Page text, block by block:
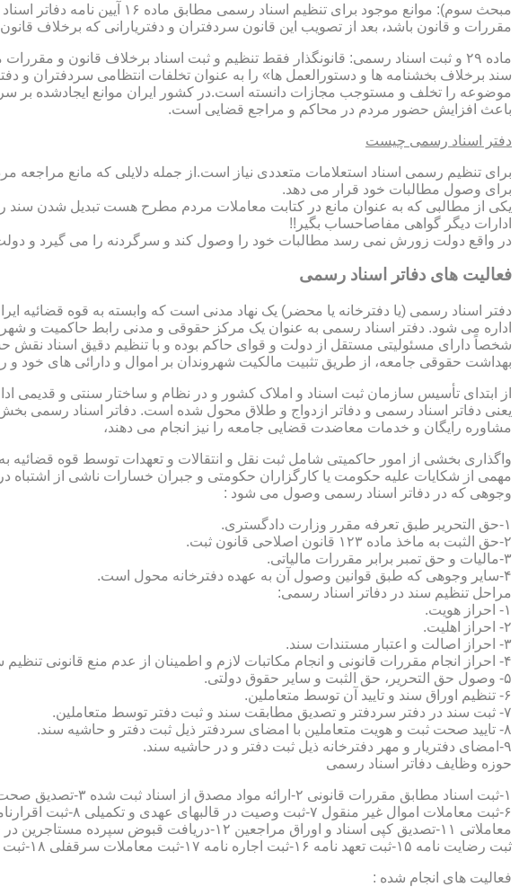
مقررات و قانون باشد، بعد از تصویب این قانون سردفتران و دفتریارانی که برخلاف
سند برخلاف بخشنامه ها و دستورالعمل ها» را به عنوان تخلفات انتظامی سردفتران و
موضوعه را تخلف و مستوجب مجازات دانسته است.در کشور ایران موانع ایجادشده
باعث افزایش حضور مردم در محاکم و مراجع قضایی است.
دفتر اسناد رسمی چیست
برای تنظیم رسمی اسناد استعلامات متعددی نیاز است.از جمله دلایلی که مانع
برای وصول مطالبات خود قرار می دهد.
یکی از مطالبی که به عنوان مانع در کتابت معاملات مردم مطرح هست تبدیل شدن سند
ادارات دیگر گواهی مفاصاحساب بگیر!!
در واقع دولت زورش نمی رسد مطالبات خود را وصول کند و سرگردنه را می گیرد و
فعالیت های دفاتر اسناد رسمی
دفتر اسناد رسمی (یا دفترخانه یا محضر) یک نهاد مدنی است که وابسته به قوه
اداره می شود. دفتر اسناد رسمی به عنوان یک مرکز حقوقی و مدنی رابط حاکمیت و
شخصاً دارای مسئولیتی مستقل از دولت و قوای حاکم بوده و با تنظیم دقیق اسناد
بهداشت حقوقی جامعه، از طریق تثبیت مالکیت شهروندان بر اموال و دارائی های
از ابتدای تأسیس سازمان ثبت اسناد و املاک کشور و در نظام و ساختار سنتی و
یعنی دفاتر اسناد رسمی و دفاتر ازدواج و طلاق محول شده است. دفاتر اسناد رسمی
مشاوره رایگان و خدمات معاضدت قضایی جامعه را نیز انجام می دهند،
واگذاری بخشی از امور حاکمیتی شامل ثبت نقل و انتقالات و تعهدات توسط قوه
مهمی از شکایات علیه حکومت یا کارگزاران حکومتی و جبران خسارات ناشی از
وجوهی که در دفاتر اسناد رسمی وصول می شود :
۱-حق التحریر طبق تعرفه مقرر وزارت دادگستری.
۲-حق الثبت به ماخذ ماده ۱۲۳ قانون اصلاحی قانون ثبت.
۳-مالیات و حق تمبر برابر مقررات مالیاتی.
۴-سایر وجوهی که طبق قوانین وصول آن به عهده دفترخانه محول است.
مراحل تنظیم سند در دفاتر اسناد رسمی:
۱- احراز هویت.
۲- احراز اهلیت.
۳- احراز اصالت و اعتبار مستندات سند.
۴- احراز انجام مقررات قانونی و انجام مکاتبات لازم و اطمینان از عدم منع قانونی تنظیم سند.
۵- وصول حق التحریر، حق الثبت و سایر حقوق دولتی.
۶- تنظیم اوراق سند و تایید آن توسط متعاملین.
۷- ثبت سند در دفتر سردفتر و تصدیق مطابقت سند و ثبت دفتر توسط متعاملین.
۸- تایید صحت ثبت و هویت متعاملین با امضای سردفتر ذیل ثبت دفتر و حاشیه سند.
۹-امضای دفتریار و مهر دفترخانه ذیل ثبت دفتر و در حاشیه سند.
حوزه وظایف دفاتر اسناد رسمی
ثبت رضایت نامه ۱۵-ثبت تعهد نامه ۱۶-ثبت اجاره نامه ۱۷-ثبت معاملات سرقفلی ۱۸-ثبت وقف نامه و اسناد موقوفه ۱۹-ثبت اسناد ضمانت نامه ۲۰-صدور اجرائیه ۲۱-ثبت نکاح ۲۲-ثبت طلاق
فعالیت های انجام شده :